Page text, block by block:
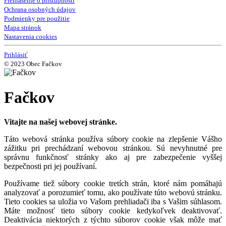
Ochrana osobných údajov
Podmienky pre použitie
Mapa stránok
Nastavenia cookies
Prihlásiť
© 2023 Obec Fačkov
Fačkov
Vitajte na našej webovej stránke.
Táto webová stránka používa súbory cookie na zlepšenie Vášho
zážitku pri prechádzaní webovou stránkou. Sú nevyhnutné pre
správnu funkčnosť stránky ako aj pre zabezpečenie vyššej
bezpečnosti pri jej používaní.
Používame tiež súbory cookie tretích strán, ktoré nám pomáhajú
analyzovať a porozumieť tomu, ako používate túto webovú stránku.
Tieto cookies sa uložia vo Vašom prehliadači iba s Vašim súhlasom.
Máte možnosť tieto súbory cookie kedykoľvek deaktivovať.
Deaktivácia niektorých z týchto súborov cookie však môže mať